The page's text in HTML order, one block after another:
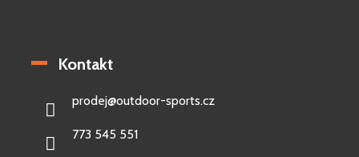
Kontakt
prodej@outdoor-sports.cz
773 545 551